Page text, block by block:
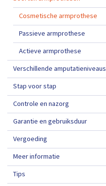
Cosmetische armprothese
Passieve armprothese
Actieve armprothese
Verschillende amputatieniveaus
Stap voor stap
Controle en nazorg
Garantie en gebruiksduur
Vergoeding
Meer informatie
Tips